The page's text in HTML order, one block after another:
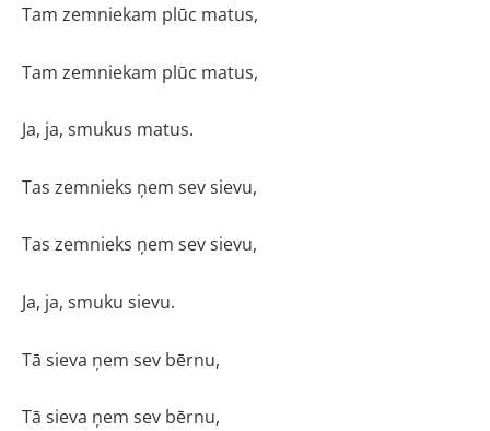
Tam zemniekam plūc matus,
Tam zemniekam plūc matus,
Ja, ja, smukus matus.
Tas zemnieks ņem sev sievu,
Tas zemnieks ņem sev sievu,
Ja, ja, smuku sievu.
Tā sieva ņem sev bērnu,
Tā sieva ņem sev bērnu,